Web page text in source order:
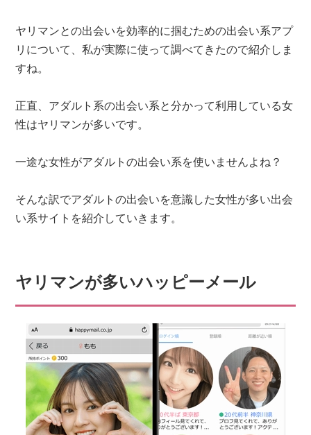
ヤリマンとの出会いを効率的に掴むための出会い系アプ
リについて、私が実際に使って調べてきたので紹介しま
すね。
正直、アダルト系の出会い系と分かって利用している女
性はヤリマンが多いです。
一途な女性がアダルトの出会い系を使いませんよね？
そんな訳でアダルトの出会いを意識した女性が多い出会
い系サイトを紹介していきます。
ヤリマンが多いハッピーメール